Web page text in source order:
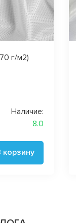
г/м2)
Наличие:
8.0
корзину